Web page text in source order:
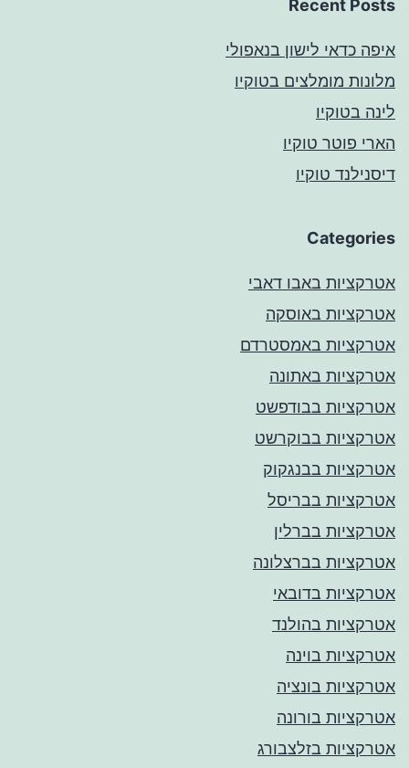
Recent Posts
איפה כדאי לישון בנאפולי
מלונות מומלצים בטוקיו
לינה בטוקיו
הארי פוטר טוקיו
דיסנילנד טוקיו
Categories
אטרקציות באבו דאבי
אטרקציות באוסקה
אטרקציות באמסטרדם
אטרקציות באתונה
אטרקציות בבודפשט
אטרקציות בבוקרשט
אטרקציות בבנגקוק
אטרקציות בבריסל
אטרקציות בברלין
אטרקציות בברצלונה
אטרקציות בדובאי
אטרקציות בהולנד
אטרקציות בוינה
אטרקציות בונציה
אטרקציות בורונה
אטרקציות בזלצבורג